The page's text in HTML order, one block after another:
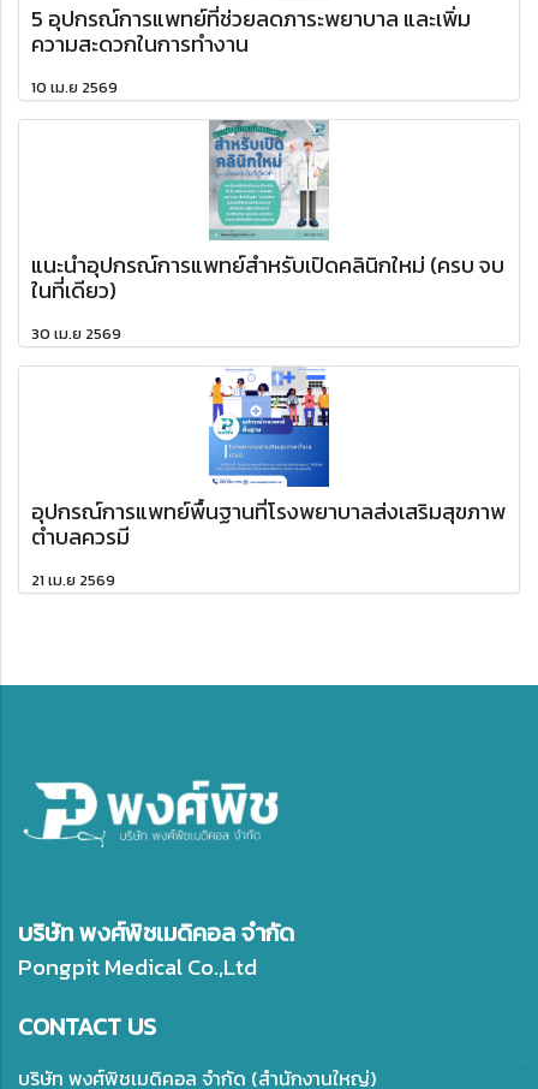
5 อุปกรณ์การแพทย์ที่ช่วยลดภาระพยาบาล และเพิ่ม
ความสะดวกในการทำงาน
10 เม.ย 2569
แนะนำอุปกรณ์การแพทย์สำหรับเปิดคลินิกใหม่ (ครบ จบ
ในที่เดียว)
30 เม.ย 2569
อุปกรณ์การแพทย์พื้นฐานที่โรงพยาบาลส่งเสริมสุขภาพ
ตำบลควรมี
21 เม.ย 2569
บริษัท พงศ์พิชเมดิคอล จำกัด
Pongpit Medical Co.,Ltd
CONTACT US
บริษัท พงศ์พิชเมดิคอล จำกัด (สำนักงานใหญ่)